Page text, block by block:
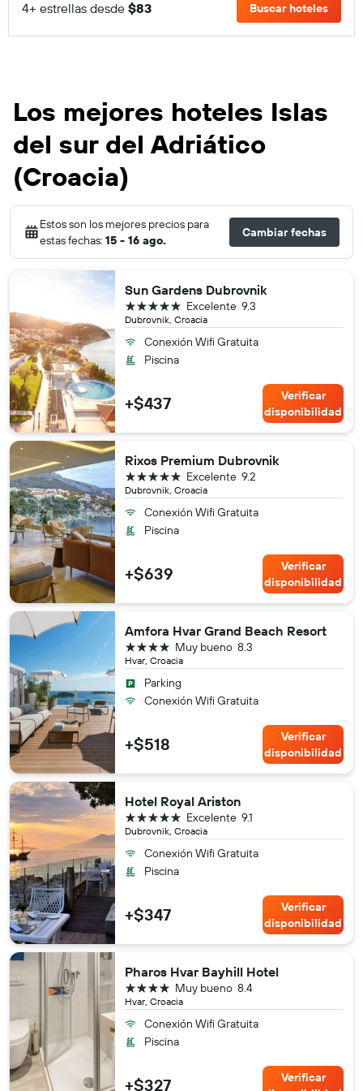
4+ estrellas desde $83 Buscar hoteles
Los mejores hoteles Islas
del sur del Adriático
(Croacia)
Estos son los mejores precios para
estas fechas: 15 - 16 ago.
Cambiar fechas
Sun Gardens Dubrovnik
Dubrovnik, Croacia
9.3
Excelente
5 estrellas
Conexión Wifi Gratuita
Piscina
+$437
Verificar
disponibilidad
Rixos Premium Dubrovnik
Dubrovnik, Croacia
9.2
Excelente
5 estrellas
Conexión Wifi Gratuita
Piscina
+$639
Verificar
disponibilidad
Amfora Hvar Grand Beach Resort
Hvar, Croacia
8.3
Muy bueno
4 estrellas
Parking
Conexión Wifi Gratuita
+$518
Verificar
disponibilidad
Hotel Royal Ariston
Dubrovnik, Croacia
9.1
Excelente
5 estrellas
Conexión Wifi Gratuita
Piscina
+$347
Verificar
disponibilidad
Pharos Hvar Bayhill Hotel
Hvar, Croacia
8.4
Muy bueno
4 estrellas
Conexión Wifi Gratuita
Piscina
+$327
Verificar